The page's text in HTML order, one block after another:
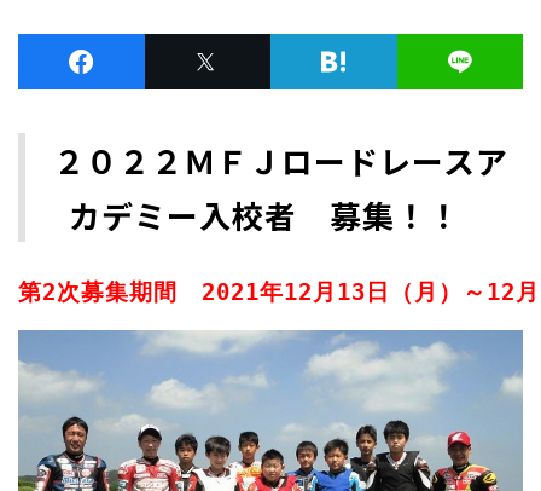
２０２２ＭＦＪロードレースア
カデミー入校者 募集 ！！
第2次募集期間 2021年12月 13 日（月）～ 12月